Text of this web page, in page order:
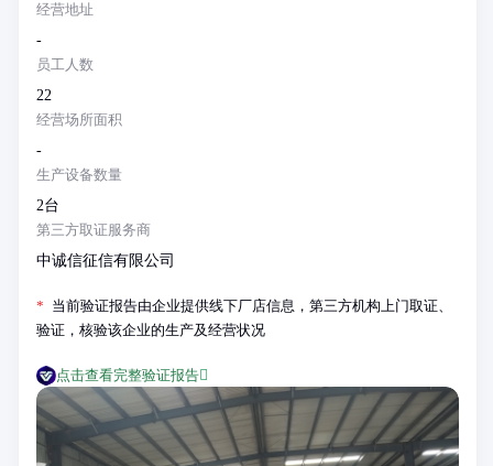
经营地址
-
员工人数
22
经营场所面积
-
生产设备数量
2台
第三方取证服务商
中诚信征信有限公司
* 当前验证报告由企业提供线下厂店信息，第三方机构上门取证、
验证，核验该企业的生产及经营状况
点击查看完整验证报告